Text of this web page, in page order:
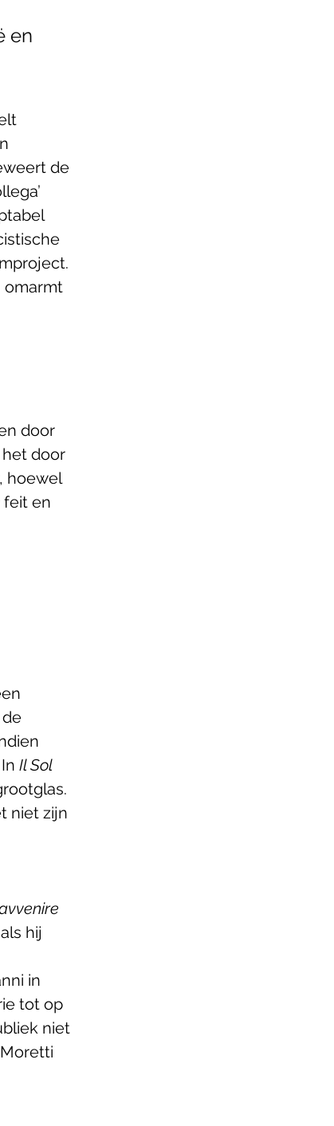
en
de
omarmt
door
door
hoewel
feit en
Il Sol
niet zijn
hij
in
tot op
niet